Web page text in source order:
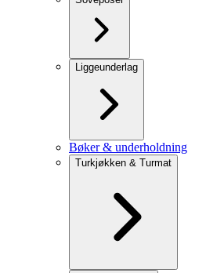
Liggeunderlag
Bøker & underholdning
Turkjøkken & Turmat